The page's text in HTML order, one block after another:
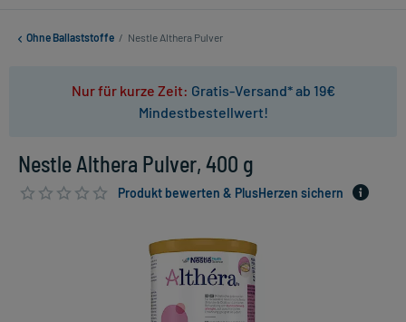
Ohne Ballaststoffe / Nestle Althera Pulver
Nur für kurze Zeit: Gratis-Versand* ab 19€
Mindestbestellwert!
Nestle Althera Pulver, 400 g
Produkt bewerten & PlusHerzen sichern